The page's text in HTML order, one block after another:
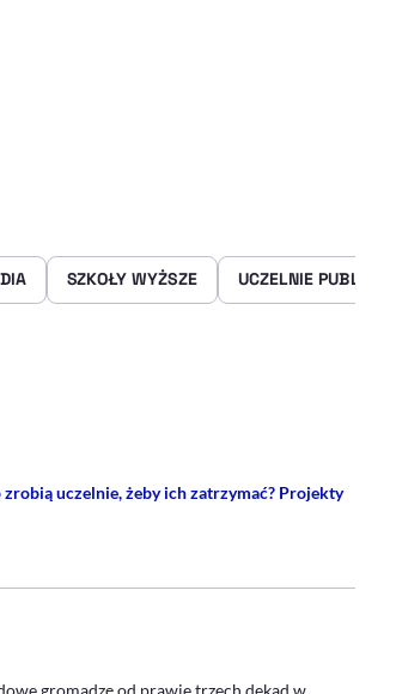
SZKOŁY WYŻSZE UCZELNIE PUBLICZNE
uczelnie, żeby ich zatrzymać? Projekty
gromadzę od prawie trzech dekad w